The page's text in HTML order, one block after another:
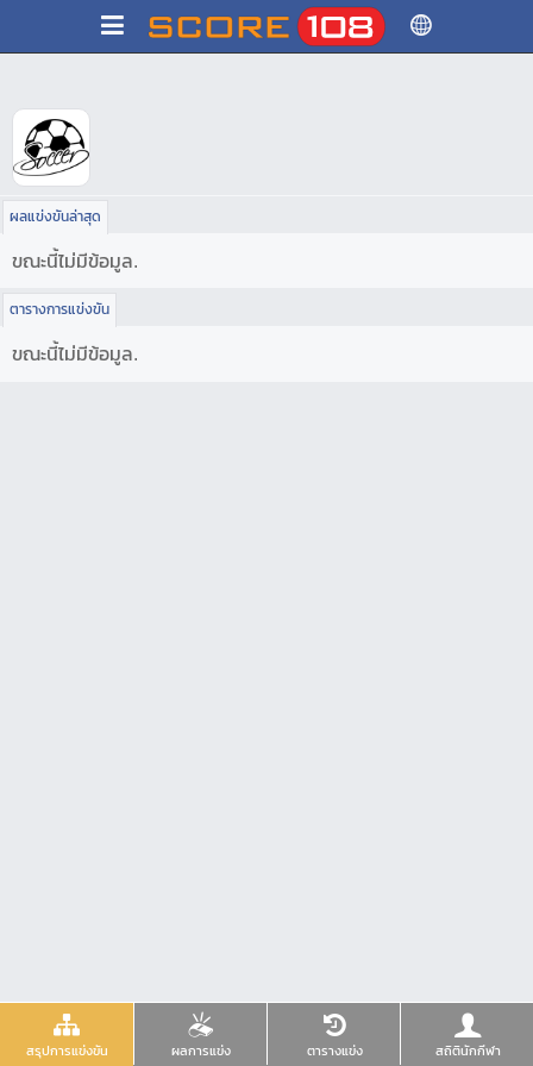
สรุปการแข่งขัน ผลการแข่ง ตารางแข่ง สถิตินักกีฬา
ผลแข่งขันล่าสุด
ขณะนี้ไม่มีข้อมูล.
ตารางการแข่งขัน
ขณะนี้ไม่มีข้อมูล.